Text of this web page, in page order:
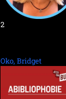
2
Oko, Bridget